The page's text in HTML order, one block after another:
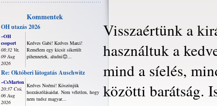
Kommentek
OH utazás 2026
~OH
csoport
08:32 Va,
09 Aug
2026
Kedves Gabi! Kedves Marci!
Remélem egy kicsit sikerült
pihennetek, aludni😊...
Re: Októberi látogatás Auschwitz
~CsMarton
20:37 Csü,
06 Aug
2026
Kedves Noémi! Köszönjük
hozzászólásaidat. Nem véletlen, hogy
nem tudsz magyar...
Visszaértünk a
használtuk a
mind a síelés,
közötti barátság.